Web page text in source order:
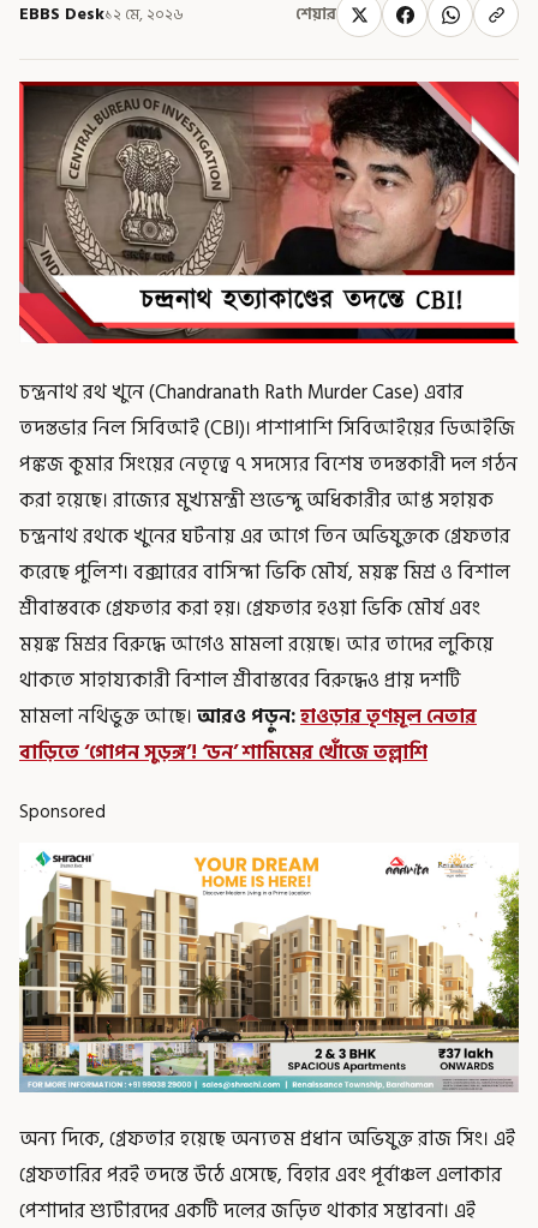
EBBS Desk১২ মে, ২০২৬ শেয়ার
চন্দ্রনাথ রথ খুনে (Chandranath Rath Murder Case) এবার
তদন্তভার নিল সিবিআই (CBI)। পাশাপাশি সিবিআইয়ের ডিআইজি
পঙ্কজ কুমার সিংয়ের নেতৃত্বে ৭ সদস্যের বিশেষ তদন্তকারী দল গঠন
করা হয়েছে। রাজ্যের মুখ্যমন্ত্রী শুভেন্দু অধিকারীর আপ্ত সহায়ক
চন্দ্রনাথ রথকে খুনের ঘটনায় এর আগে তিন অভিযুক্তকে গ্রেফতার
করেছে পুলিশ। বক্সারের বাসিন্দা ভিকি মৌর্য, ময়ঙ্ক মিশ্র ও বিশাল
শ্রীবাস্তবকে গ্রেফতার করা হয়। গ্রেফতার হওয়া ভিকি মৌর্য এবং
ময়ঙ্ক মিশ্রর বিরুদ্ধে আগেও মামলা রয়েছে। আর তাদের লুকিয়ে
থাকতে সাহায্যকারী বিশাল শ্রীবাস্তবের বিরুদ্ধেও প্রায় দশটি
মামলা নথিভুক্ত আছে।আরও পড়ুন:হাওড়ার তৃণমূল নেতার
বাড়িতে ‘গোপন সুড়ঙ্গ’! ‘ডন’ শামিমের খোঁজে তল্লাশি
Sponsored
অন্য দিকে, গ্রেফতার হয়েছে অন্যতম প্রধান অভিযুক্ত রাজ সিং। এই
গ্রেফতারির পরই তদন্তে উঠে এসেছে, বিহার এবং পূর্বাঞ্চল এলাকার
পেশাদার শ্যুটারদের একটি দলের জড়িত থাকার সম্ভাবনা। এই